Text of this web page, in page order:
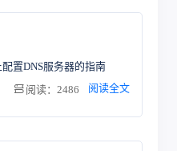
置DNS服务器的指南
阅读：2486 阅读全文